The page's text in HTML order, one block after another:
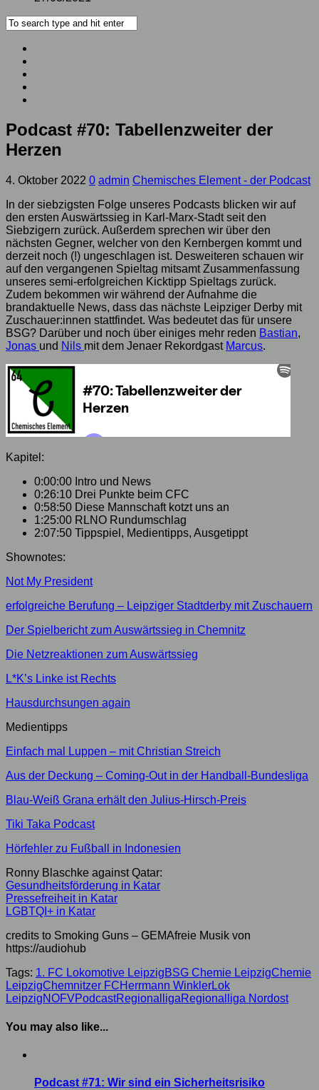
Podcast #70: Tabellenzweiter der
Herzen
4. Oktober 2022 0 admin Chemisches Element - der Podcast
In der siebzigsten Folge unseres Podcasts blicken wir auf
den ersten Auswärtssieg in Karl-Marx-Stadt seit den
Siebzigern zurück. Außerdem sprechen wir über den
nächsten Gegner, welcher von den Kernbergen kommt und
derzeit noch (!) ungeschlagen ist. Desweiteren schauen wir
auf den vergangenen Spieltag mitsamt Zusammenfassung
unseres semi-erfolgreichen Kicktipp Spieltags zurück.
Zudem bekommen wir während der Aufnahme die
brandaktuelle News, dass das nächste Leipziger Derby mit
Zuschauer:innen stattfindet. Was bedeutet das für unsere
BSG? Darüber und noch über einiges mehr reden Bastian,
Jonas und Nils mit dem Jenaer Rekordgast Marcus.
Kapitel:
0:00:00 Intro und News
0:26:10 Drei Punkte beim CFC
0:58:50 Diese Mannschaft kotzt uns an
1:25:00 RLNO Rundumschlag
2:07:50 Tippspiel, Medientipps, Ausgetippt
Shownotes:
Not My President
erfolgreiche Berufung – Leipziger Stadtderby mit Zuschauern
Der Spielbericht zum Auswärtssieg in Chemnitz
Die Netzreaktionen zum Auswärtssieg
L*K’s Linke ist Rechts
Hausdurchsungen again
Medientipps
Einfach mal Luppen – mit Christian Streich
Aus der Deckung – Coming-Out in der Handball-Bundesliga
Blau-Weiß Grana erhält den Julius-Hirsch-Preis
Tiki Taka Podcast
Hörfehler zu Fußball in Indonesien
Ronny Blaschke against Qatar:
Gesundheitsförderung in Katar
Pressefreiheit in Katar
LGBTQI+ in Katar
credits to Smoking Guns – GEMAfreie Musik von
https://audiohub
Tags: 1. FC Lokomotive LeipzigBSG Chemie LeipzigChemie
LeipzigChemnitzer FCHerrmann WinklerLok
LeipzigNOFVPodcastRegionalligaRegionalliga Nordost
You may also like...
Podcast #71: Wir sind ein Sicherheitsrisiko